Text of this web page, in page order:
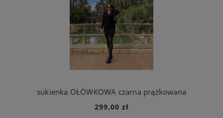
sukienka OŁÓWKOWA czarna prążkowana
299,00 zł